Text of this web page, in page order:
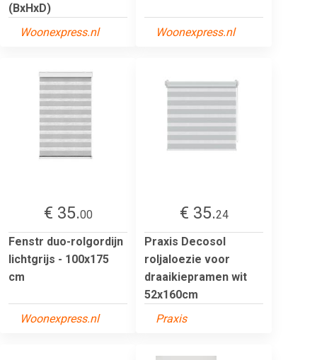
(BxHxD)
Woonexpress.nl
Woonexpress.nl
€ 35.00
Fenstr duo-rolgordijn
lichtgrijs - 100x175
cm
Woonexpress.nl
€ 35.24
Praxis Decosol
roljaloezie voor
draaikiepramen wit
52x160cm
Praxis